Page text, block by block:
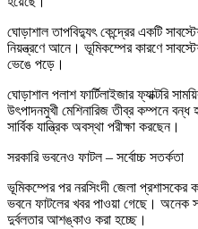
ঘোড়াশাল তাপবিদ্যুৎ কেন্দ্রের একটি
নিয়ন্ত্রণে আনে। ভূমিকম্পের কারণে
ভেঙে পড়ে।
ঘোড়াশাল পলাশ ফার্টিলাইজার ফ্যাক্টরি
উৎপাদনমুখী মেশিনারিজ তীব্র কম্পনে বন্ধ
সার্বিক যান্ত্রিক অবস্থা পরীক্ষা করছেন।
সরকারি ভবনেও ফাটল – সর্বোচ্চ সতর্কতা
ভূমিকম্পের পর নরসিংদী জেলা প্রশাসকের
ভবনে ফাটলের খবর পাওয়া গেছে। অনেক
দুর্বলতার আশঙ্কাও করা হচ্ছে।